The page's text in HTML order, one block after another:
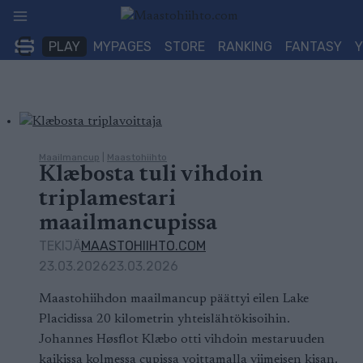
Siirry
PLAY MYPAGES STORE RANKING FANTASY
Maailmancup Maastohiihto
Klæbosta tuli vihdoin
triplamestari
maailmancupissa
TEKIJÄMAASTOHIIHTO.COM
23.03.202623.03.2026
Maastohiihdon maailmancup päättyi eilen Lake
Placidissa 20 kilometrin yhteislähtökisoihin.
Johannes Høsflot Klæbo otti vihdoin mestaruuden
kaikissa kolmessa cupissa voittamalla viimeisen kisan.